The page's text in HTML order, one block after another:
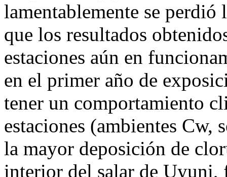
lamentablemente se perdió
que los resultados
estaciones aún en
en el primer año de
tener un comportamiento
estaciones (ambientes
la mayor deposición de
interior del salar de Uyuni,